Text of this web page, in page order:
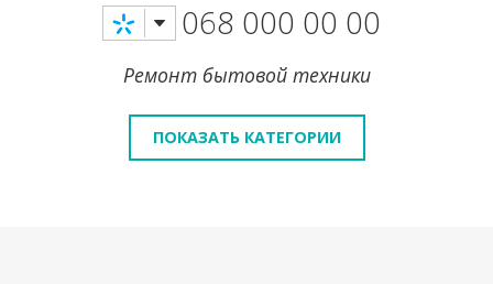
068 000 00 00
Ремонт бытовой техники
ПОКАЗАТЬ КАТЕГОРИИ